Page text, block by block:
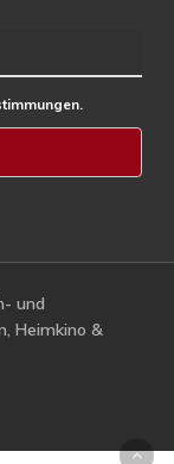
und
Heimkino &